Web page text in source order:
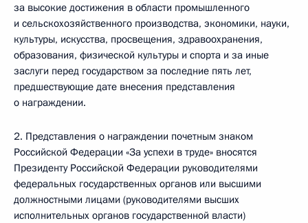
за высокие достижения в области промышленного
и сельскохозяйственного производства, экономики, науки,
культуры, искусства, просвещения, здравоохранения,
образования, физической культуры и спорта и за иные
заслуги перед государством за последние пять лет,
предшествующие дате внесения представления
о награждении.
2. Представления о награждении почетным знаком
Российской Федерации «За успехи в труде» вносятся
Президенту Российской Федерации руководителями
федеральных государственных органов или высшими
должностными лицами (руководителями высших
исполнительных органов государственной власти)